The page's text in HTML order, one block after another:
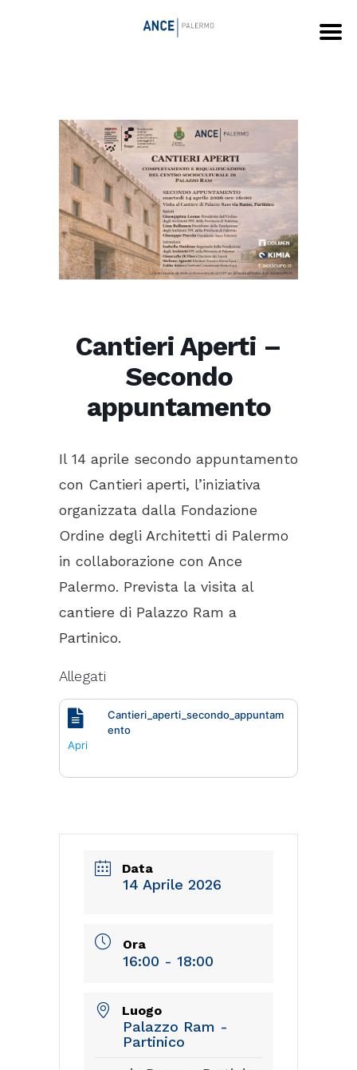
Cantieri Aperti –
Secondo
appuntamento
Il 14 aprile secondo appuntamento
con Cantieri aperti, l’iniziativa
organizzata dalla Fondazione
Ordine degli Architetti di Palermo
in collaborazione con Ance
Palermo. Prevista la visita al
cantiere di Palazzo Ram a
Partinico.
Allegati
Cantieri_aperti_secondo_appuntam
ento
Apri
Data
14 Aprile 2026
Ora
16:00 - 18:00
Luogo
Palazzo Ram -
Partinico